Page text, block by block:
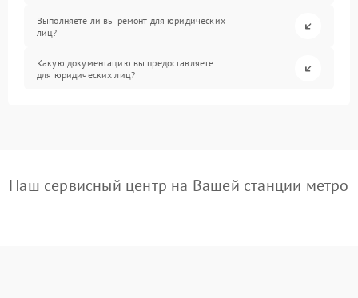
Выполняете ли вы ремонт для юридических
лиц?
Какую документацию вы предоставляете
для юридических лиц?
Наш сервисный центр на Вашей станции метро